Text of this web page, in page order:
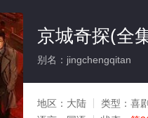
京城奇探(全
别名：jingchengqitan
地区： 大陆 类型： 喜